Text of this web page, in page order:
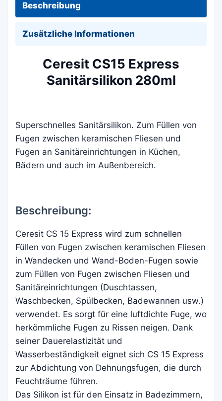
Beschreibung
Zusätzliche Informationen
Ceresit CS15 Express
Sanitärsilikon 280ml
Superschnelles Sanitärsilikon. Zum Füllen von
Fugen zwischen keramischen Fliesen und
Fugen an Sanitäreinrichtungen in Küchen,
Bädern und auch im Außenbereich.
Beschreibung:
Ceresit CS 15 Express wird zum schnellen
Füllen von Fugen zwischen keramischen Fliesen
in Wandecken und Wand-Boden-Fugen sowie
zum Füllen von Fugen zwischen Fliesen und
Sanitäreinrichtungen (Duschtassen,
Waschbecken, Spülbecken, Badewannen usw.)
verwendet. Es sorgt für eine luftdichte Fuge, wo
herkömmliche Fugen zu Rissen neigen. Dank
seiner Dauerelastizität und
Wasserbeständigkeit eignet sich CS 15 Express
zur Abdichtung von Dehnungsfugen, die durch
Feuchträume führen.
Das Silikon ist für den Einsatz in Badezimmern,